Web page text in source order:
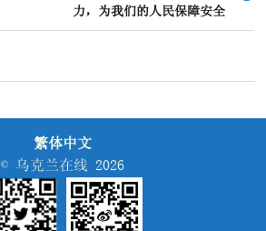
力，为我们的人民保障安全
繁体中文
© 乌克兰在线 2026